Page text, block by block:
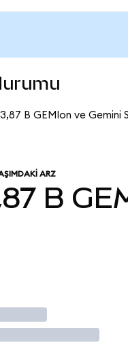
B GEMIon ve Gemini
ARZ
B